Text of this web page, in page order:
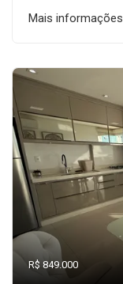
Mais informações
R$ 849.000